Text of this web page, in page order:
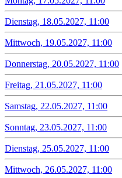
Dienstag, 18.05.2027, 11:00
Mittwoch, 19.05.2027, 11:00
Donnerstag, 20.05.2027, 11:00
Freitag, 21.05.2027, 11:00
Samstag, 22.05.2027, 11:00
Sonntag, 23.05.2027, 11:00
Dienstag, 25.05.2027, 11:00
Mittwoch, 26.05.2027, 11:00